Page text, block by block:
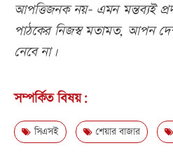
আপত্তিজনক নয়- এমন মন্তব্যই
পাঠকের নিজস্ব মতামত, আপন
নেবে না।
সম্পর্কিত বিষয়:
সিএসই শেয়ার বাজার